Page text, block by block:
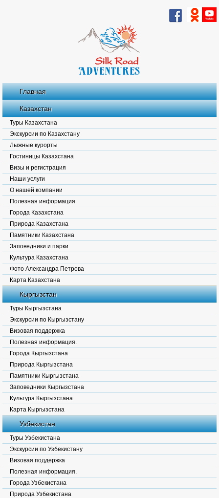
Главная
Казахстан
Туры Казахстана
Экскурсии по Казахстану
Лыжные курорты
Гостиницы Казахстана
Визы и регистрация
Наши услуги
О нашей компании
Полезная информация
Города Казахстана
Природа Казахстана
Памятники Казахстана
Заповедники и парки
Культура Казахстана
Фото Александра Петрова
Карта Казахстана
Кыргызстан
Туры Кыргызстана
Экскурсии по Кыргызстану
Визовая поддержка
Полезная информация.
Города Кыргызстана
Природа Кыргызстана
Памятники Кыргызстана
Заповедники Кыргызстана
Культура Кыргызстана
Карта Кыргызстана
Узбекистан
Туры Узбекистана
Экскурсии по Узбекистану
Визовая поддержка
Полезная информация.
Города Узбекистана
Природа Узбекистана